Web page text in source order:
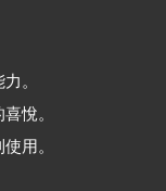
。
悅。
用。